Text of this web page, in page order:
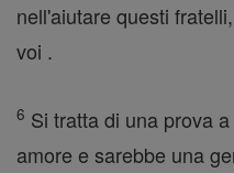
nell'aiutare questi
voi .
6 Si tratta di una prova
amore e sarebbe una